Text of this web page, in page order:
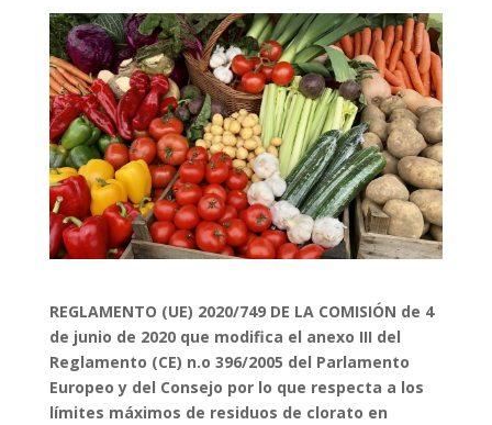
REGLAMENTO (UE) 2020/749 DE LA COMISIÓN de 4
de junio de 2020 que modifica el anexo III del
Reglamento (CE) n.o 396/2005 del Parlamento
Europeo y del Consejo por lo que respecta a los
límites máximos de residuos de clorato en